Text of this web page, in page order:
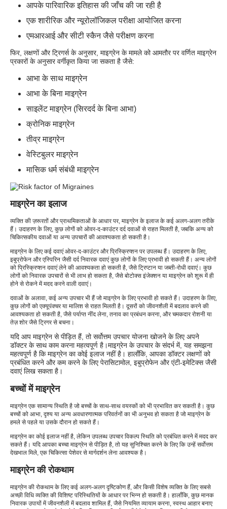
आपके पारिवारिक इतिहास की जाँच की जा रही है
एक शारीरिक और न्यूरोलॉजिकल परीक्षा आयोजित करना
एमआरआई और सीटी स्कैन जैसे परीक्षण करना
फिर, लक्षणों और ट्रिगर्स के अनुसार, माइग्रेन के मामले को आमतौर पर वर्णित माइग्रेन
प्रकारों के अनुसार वर्गीकृत किया जा सकता है जैसे:
आभा के साथ माइग्रेन
आभा के बिना माइग्रेन
साइलेंट माइग्रेन (सिरदर्द के बिना आभा)
क्रोनिक माइग्रेन
तीव्र माइग्रेन
वेस्टिबुलर माइग्रेन
मासिक धर्म संबंधी माइग्रेन
माइग्रेन का इलाज
व्यक्ति की ज़रूरतों और प्राथमिकताओं के आधार पर, माइग्रेन के इलाज के कई अलग-अलग तरीके
हैं। उदाहरण के लिए, कुछ लोगों को ओवर-द-काउंटर दर्द दवाओं से राहत मिलती है, जबकि अन्य को
चिकित्सकीय दवाओं या अन्य उपचारों की आवश्यकता हो सकती है।
माइग्रेन के लिए कई दवाएं ओवर-द-काउंटर और प्रिस्क्रिप्शन पर उपलब्ध हैं। उदाहरण के लिए,
इबुप्रोफेन और एस्पिरिन जैसी दर्द निवारक दवाएं कुछ लोगों के लिए प्रभावी हो सकती हैं। अन्य लोगों
को प्रिस्क्रिप्शन दवाएं लेने की आवश्यकता हो सकती है, जैसे ट्रिप्टान या जब्ती-रोधी दवाएं। कुछ
लोगों को निवारक उपचारों से भी लाभ हो सकता है, जैसे बोटोक्स इंजेक्शन या माइग्रेन को शुरू में ही
होने से रोकने में मदद करने वाली दवाएं।
दवाओं के अलावा, कई अन्य उपचार भी हैं जो माइग्रेन के लिए प्रभावी हो सकते हैं। उदाहरण के लिए,
कुछ लोगों को एक्यूपंक्चर या मालिश से राहत मिलती है। दूसरों को जीवनशैली में बदलाव करने की
आवश्यकता हो सकती है, जैसे पर्याप्त नींद लेना, तनाव का प्रबंधन करना, और चमकदार रोशनी या
तेज़ शोर जैसे ट्रिगर से बचना।
यदि आप माइग्रेन से पीड़ित हैं, तो सर्वोत्तम उपचार योजना खोजने के लिए अपने
डॉक्टर के साथ काम करना महत्वपूर्ण है।माइग्रेन के उपचार के संदर्भ में, यह समझना
महत्वपूर्ण है कि माइग्रेन का कोई इलाज नहीं है। हालाँकि, आपका डॉक्टर लक्षणों को
प्रबंधित करने और कम करने के लिए पेरासिटामोल, इबुप्रोफेन और एंटी-इमेटिक्स जैसी
दवाएं लिख सकता है।
बच्चों में माइग्रेन
माइग्रेन एक सामान्य स्थिति है जो बच्चों के साथ-साथ वयस्कों को भी प्रभावित कर सकती है। कुछ
बच्चों को आभा, दृश्य या अन्य अवधारणात्मक परिवर्तनों का भी अनुभव हो सकता है जो माइग्रेन के
हमले से पहले या उसके दौरान हो सकते हैं।
माइग्रेन का कोई इलाज नहीं है, लेकिन उपलब्ध उपचार विकल्प स्थिति को प्रबंधित करने में मदद कर
सकते हैं। यदि आपका बच्चा माइग्रेन से पीड़ित है, तो यह सुनिश्चित करने के लिए कि उन्हें सर्वोत्तम
देखभाल मिले, एक चिकित्सा पेशेवर से मार्गदर्शन लेना आवश्यक है।
माइग्रेन की रोकथाम
माइग्रेन की रोकथाम के लिए कई अलग-अलग दृष्टिकोण हैं, और किसी विशेष व्यक्ति के लिए सबसे
अच्छी विधि व्यक्ति की विशिष्ट परिस्थितियों के आधार पर भिन्न हो सकती है। हालाँकि, कुछ मानक
निवारक उपायों में जीवनशैली में बदलाव शामिल हैं, जैसे नियमित व्यायाम करना, स्वस्थ आहार बनाए